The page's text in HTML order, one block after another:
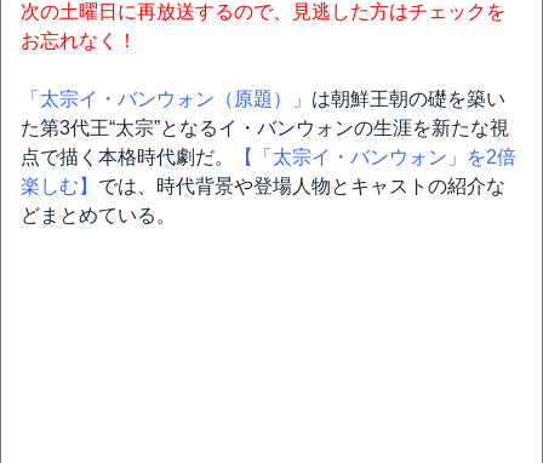
次の土曜日に再放送するので、見逃した方はチェックを
お忘れなく！
「太宗イ・バンウォン（原題）」 は朝鮮王朝の礎を築い
た第3代王“太宗”となるイ・バンウォンの生涯を新たな視
点で描く本格時代劇だ。
【「太宗イ・バンウォン」を2倍
楽しむ】 では、時代背景や登場人物とキャストの紹介な
どまとめている。